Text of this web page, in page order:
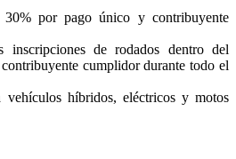
por pago único y contribuyente
de rodados dentro del
cumplidor durante todo el
híbridos, eléctricos y motos